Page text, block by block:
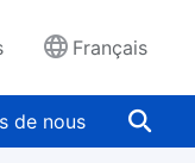
Français
de nous
par Dieu ?